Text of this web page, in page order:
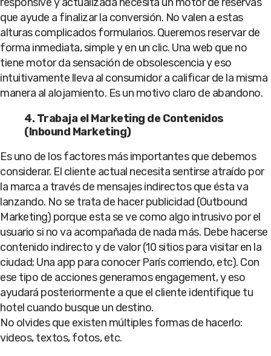
que ayude a finalizar la conversión. No valen a estas
alturas complicados formularios. Queremos reservar de
forma inmediata, simple y en un clic. Una web que no
tiene motor da sensación de obsolescencia y eso
intuitivamente lleva al consumidor a calificar de la misma
manera al alojamiento. Es un motivo claro de abandono.
4. Trabaja el Marketing de Contenidos
(Inbound Marketing)
Es uno de los factores más importantes que debemos
considerar. El cliente actual necesita sentirse atraído por
la marca a través de mensajes indirectos que ésta va
lanzando. No se trata de hacer publicidad (Outbound
Marketing) porque esta se ve como algo intrusivo por el
usuario si no va acompañada de nada más. Debe hacerse
contenido indirecto y de valor (10 sitios para visitar en la
ciudad; Una app para conocer París corriendo, etc). Con
ese tipo de acciones generamos engagement, y eso
ayudará posteriormente a que el cliente identifique tu
hotel cuando busque un destino.
No olvides que existen múltiples formas de hacerlo:
videos, textos, fotos, etc.